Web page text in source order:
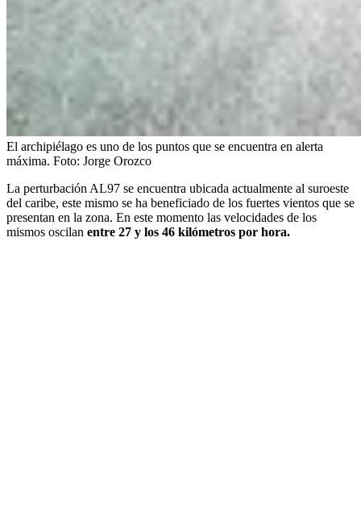
El archipiélago es uno de los puntos que se encuentra en alerta
máxima. Foto: Jorge Orozco
La perturbación AL97 se encuentra ubicada actualmente al suroeste
del caribe, este mismo se ha beneficiado de los fuertes vientos que se
presentan en la zona. En este momento las velocidades de los
mismos oscilan entre 27 y los 46 kilómetros por hora.